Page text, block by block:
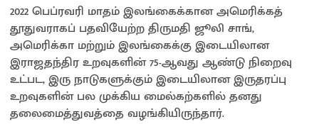
2022 பெப்ரவரி மாதம் இலங்கைக்கான அமெரிக்கத்
தூதுவராகப் பதவியேற்ற திருமதி ஜூலி சாங்,
அமெரிக்கா மற்றும் இலங்கைக்கு இடையிலான
இராஜதந்திர உறவுகளின் 75-ஆவது ஆண்டு நிறைவு
உட்பட, இரு நாடுகளுக்கும் இடையிலான இருதரப்பு
உறவுகளின் பல முக்கிய மைல்கற்களில் தனது
தலைமைத்துவத்தை வழங்கியிருந்தார்.